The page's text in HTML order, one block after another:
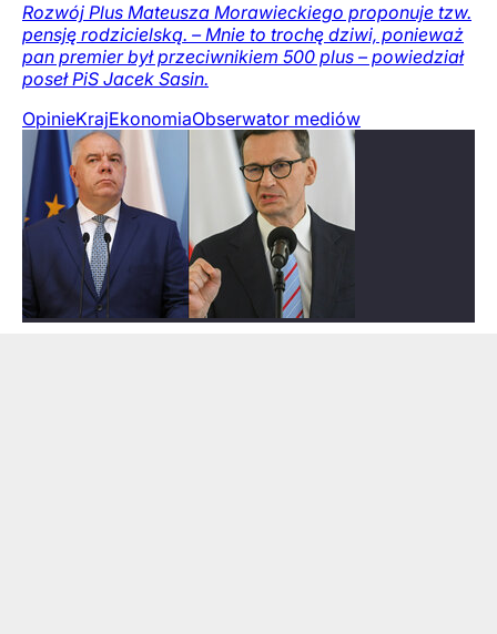
Rozwój Plus Mateusza Morawieckiego proponuje tzw.
pensję rodzicielską. – Mnie to trochę dziwi, ponieważ
pan premier był przeciwnikiem 500 plus – powiedział
poseł PiS Jacek Sasin.
OpinieKrajEkonomiaObserwator mediów